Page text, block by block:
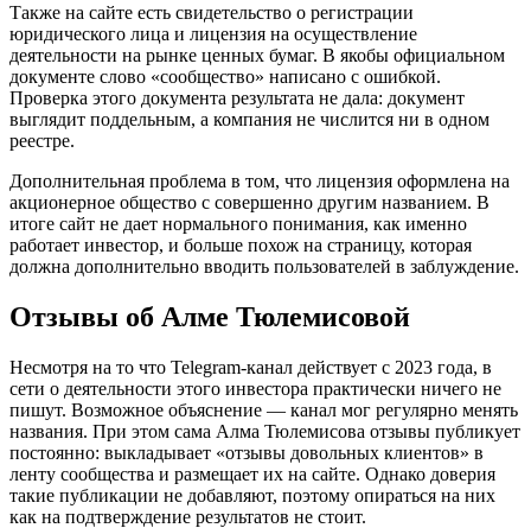
Также на сайте есть свидетельство о регистрации
юридического лица и лицензия на осуществление
деятельности на рынке ценных бумаг. В якобы официальном
документе слово «сообщество» написано с ошибкой.
Проверка этого документа результата не дала: документ
выглядит поддельным, а компания не числится ни в одном
реестре.
Дополнительная проблема в том, что лицензия оформлена на
акционерное общество с совершенно другим названием. В
итоге сайт не дает нормального понимания, как именно
работает инвестор, и больше похож на страницу, которая
должна дополнительно вводить пользователей в заблуждение.
Отзывы об Алме Тюлемисовой
Несмотря на то что Telegram-канал действует с 2023 года, в
сети о деятельности этого инвестора практически ничего не
пишут. Возможное объяснение — канал мог регулярно менять
названия. При этом сама Алма Тюлемисова отзывы публикует
постоянно: выкладывает «отзывы довольных клиентов» в
ленту сообщества и размещает их на сайте. Однако доверия
такие публикации не добавляют, поэтому опираться на них
как на подтверждение результатов не стоит.